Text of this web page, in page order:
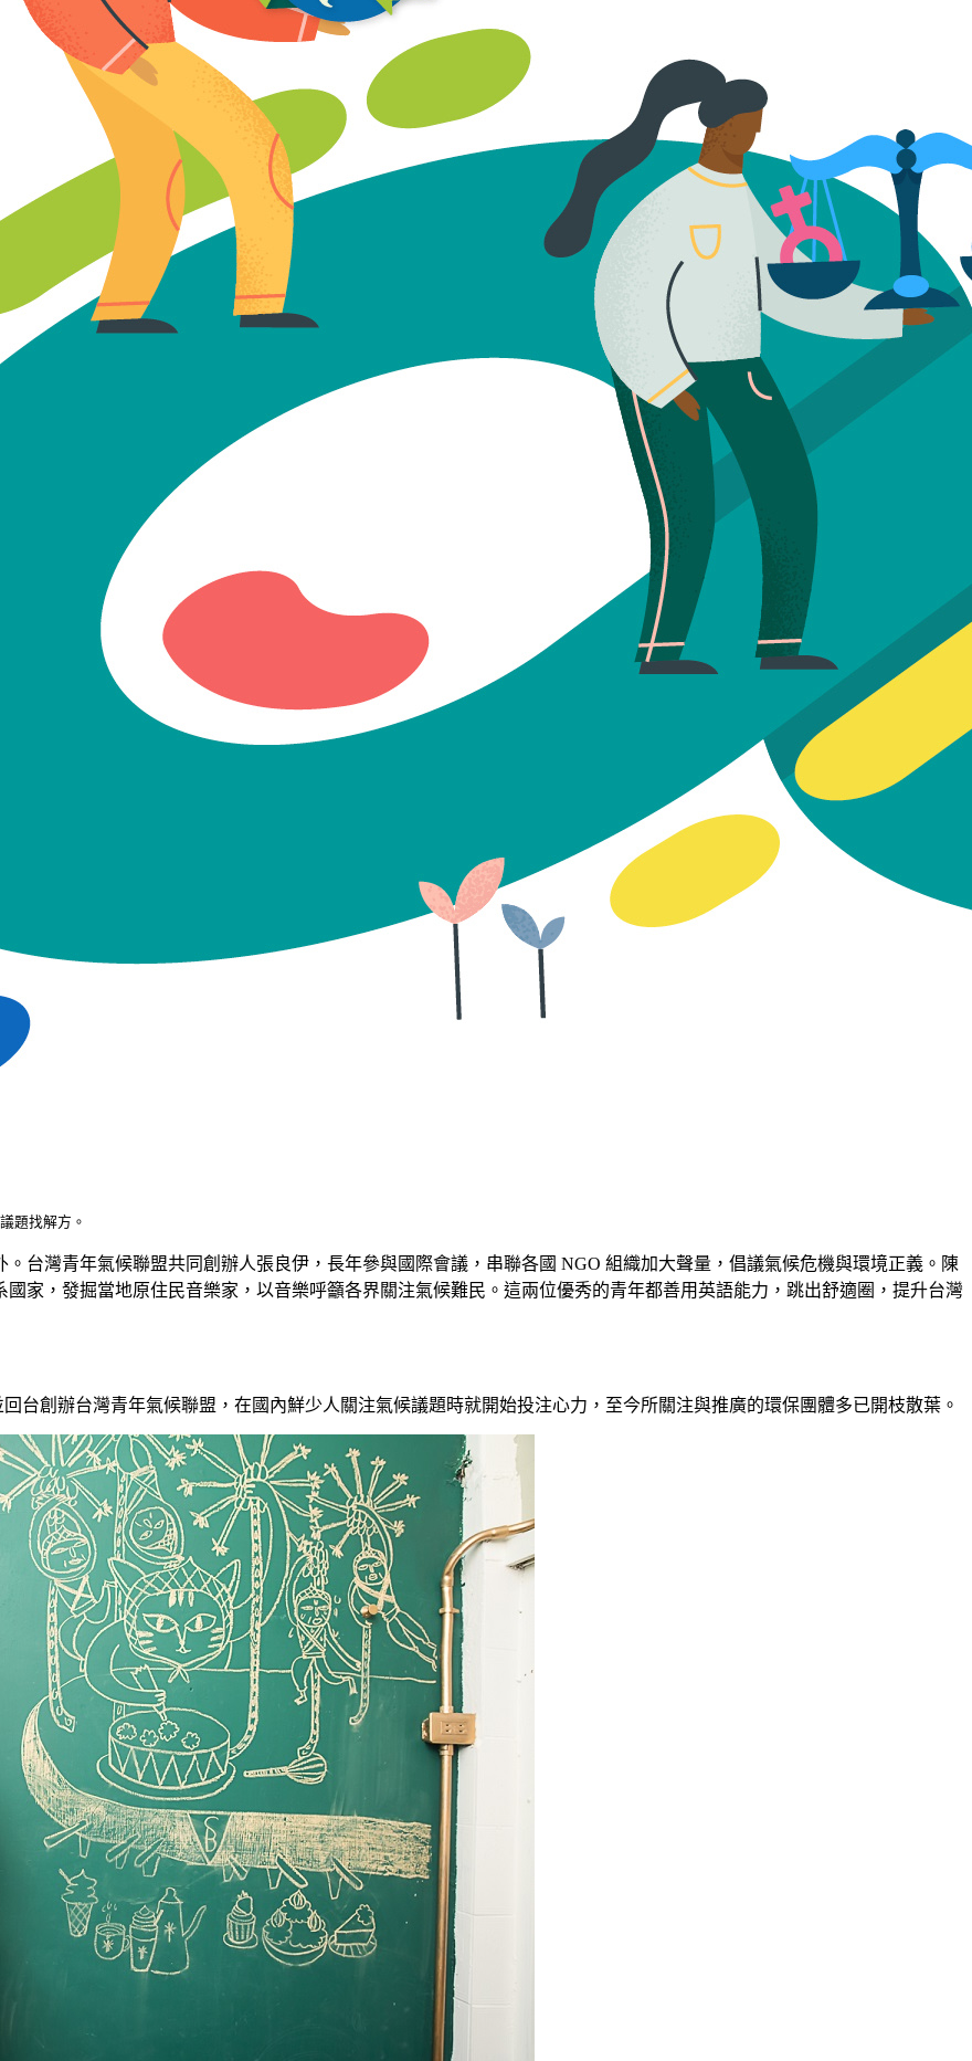
題找解方。
台灣青年氣候聯盟共同創辦人張良伊，長年參與國際會議，串聯各國 NGO 組織加大聲量，倡議氣候危機與環境正義。陳
家，發掘當地原住民音樂家，以音樂呼籲各界關注氣候難民。這兩位優秀的青年都善用英語能力，跳出舒適圈，提升台灣
台創辦台灣青年氣候聯盟，在國內鮮少人關注氣候議題時就開始投注心力，至今所關注與推廣的環保團體多已開枝散葉。